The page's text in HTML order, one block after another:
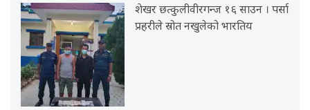
शेखर छत्कुलीवीरगन्ज १६ साउन । पर्सा
प्रहरीले स्रोत नखुलेको भारतिय